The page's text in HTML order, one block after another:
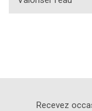
Recevez